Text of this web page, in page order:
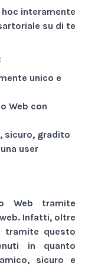
hoc interamente
su di te
unico e
Web con
sicuro, gradito
user
Web tramite
Infatti, oltre
tramite questo
in quanto
sicuro e